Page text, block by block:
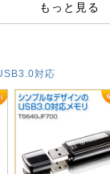
もっと見る
対応